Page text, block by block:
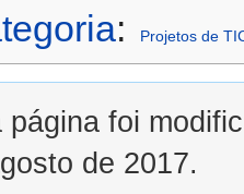
: Projetos de
página foi
de 2017.